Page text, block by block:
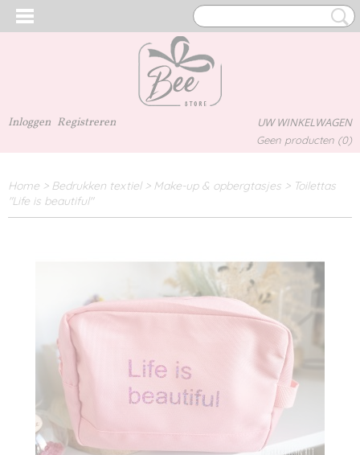
Inloggen Registreren UW WINKELWAGEN
Geen producten (0)
Home > Bedrukken textiel> Make-up & opbergtasjes > Toilettas
"Life is beautiful"